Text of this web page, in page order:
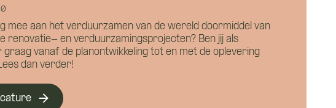
mee aan het verduurzamen van de wereld doormiddel van
renovatie- en verduurzamingsprojecten? Ben jij als
vanaf de planontwikkeling tot en met de oplevering
dan verder!